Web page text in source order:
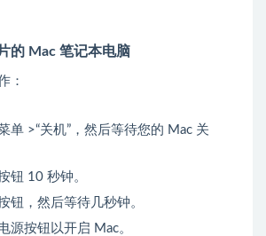
的 Mac 笔记本电脑
：
单 >“关机”，然后等待您的 Mac 关
钮 10 秒钟。
钮，然后等待几秒钟。
源按钮以开启 Mac。